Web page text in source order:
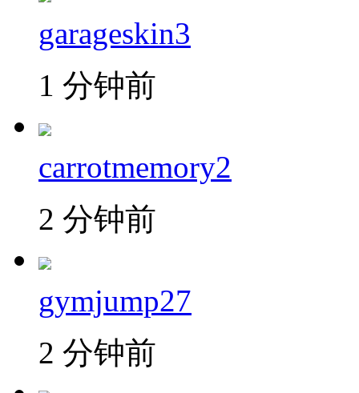
garageskin3
1 分钟前
carrotmemory2
2 分钟前
gymjump27
2 分钟前